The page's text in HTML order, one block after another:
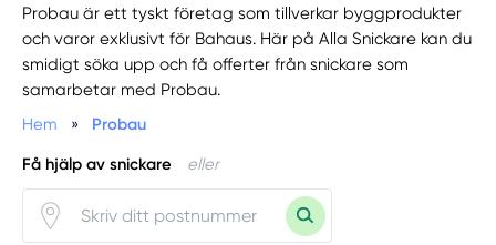
Probau är ett tyskt företag som tillverkar byggprodukter
och varor exklusivt för Bahaus. Här på Alla Snickare kan du
smidigt söka upp och få offerter från snickare som
samarbetar med Probau.
Hem
» Probau
Få hjälp av snickare eller